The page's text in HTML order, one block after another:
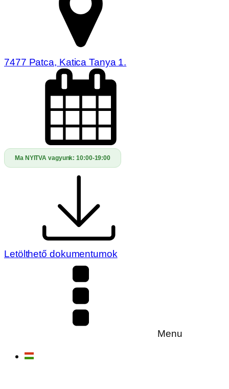
7477 Patca, Katica Tanya 1.
Ma NYITVA vagyunk:10:00-19:00
Letölthető dokumentumok
Menu